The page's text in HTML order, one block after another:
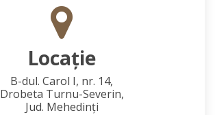
Locaţie
B-dul. Carol I, nr. 14,
Drobeta Turnu-Severin,
Jud. Mehedinţi